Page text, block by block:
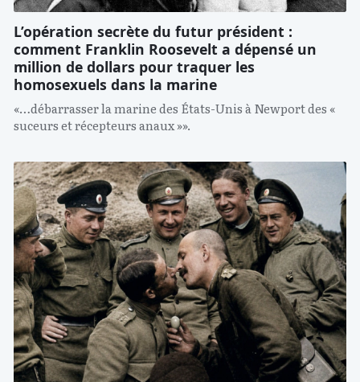
L’opération secrète du futur président :
comment Franklin Roosevelt a dépensé un
million de dollars pour traquer les
homosexuels dans la marine
«…débarrasser la marine des États-Unis à Newport des «
suceurs et récepteurs anaux »».